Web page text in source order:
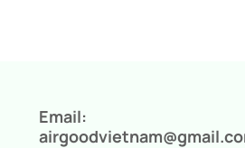
Email: